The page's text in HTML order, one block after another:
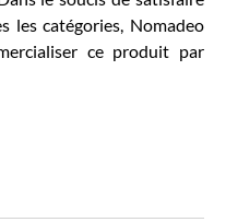
les catégories, Nomadeo
ce produit par